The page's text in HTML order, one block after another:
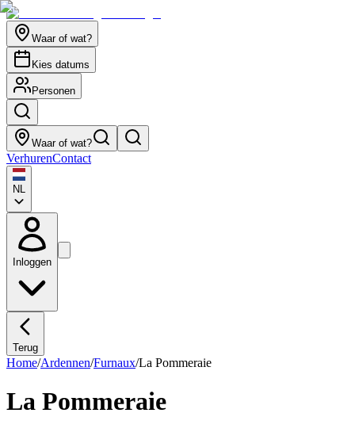
Waar of wat?
Kies datums
Personen
Waar of wat?
VerhurenContact
NL
Inloggen
Terug
Home/Ardennen/Furnaux/La Pommeraie
La Pommeraie